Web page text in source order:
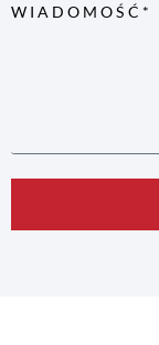
WIADOMOŚĆ*